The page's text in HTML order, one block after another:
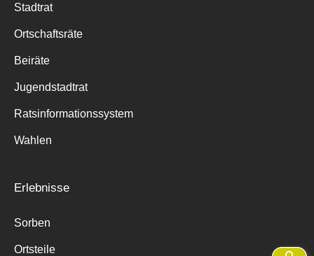
Stadtrat
Ortschaftsräte
Beiräte
Jugendstadtrat
Ratsinformationssystem
Wahlen
Erlebnisse
Sorben
Ortsteile